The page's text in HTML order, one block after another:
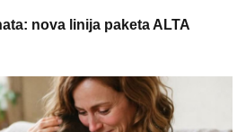
nova linija paketa ALTA